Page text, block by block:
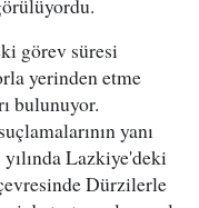
görev süresi
yerinden etme
bulunuyor.
yanı
Lazkiye'deki
Dürzilerle